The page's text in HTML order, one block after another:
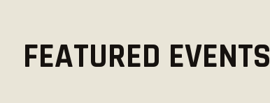
FEATURED EVENTS